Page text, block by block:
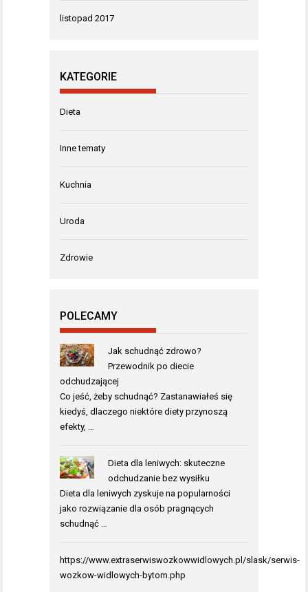
listopad 2017
KATEGORIE
Dieta
Inne tematy
Kuchnia
Uroda
Zdrowie
POLECAMY
Jak schudnąć zdrowo?
Przewodnik po diecie
odchudzającej
Co jeść, żeby schudnąć? Zastanawiałeś się
kiedyś, dlaczego niektóre diety przynoszą
efekty, …
Dieta dla leniwych: skuteczne
odchudzanie bez wysiłku
Dieta dla leniwych zyskuje na popularności
jako rozwiązanie dla osób pragnących
schudnąć …
https://www.extraserwiswozkowwidlowych.pl/slask/serwis-
wozkow-widlowych-bytom.php